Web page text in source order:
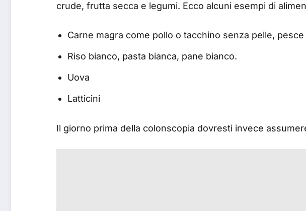
crude, frutta secca e legumi. Ecco alcuni esempi di
Carne magra come pollo o tacchino senza pelle,
Riso bianco, pasta bianca, pane bianco.
Uova
Latticini
Il giorno prima della colonscopia dovresti invece